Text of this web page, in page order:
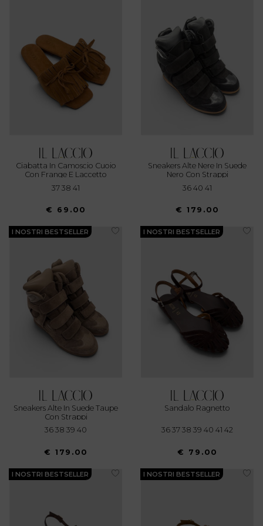
Ciabatta In Camoscio Cuoio
Con Frange E Laccetto
37 38 41
€ 69.00
Sneakers Alte Nere In Suede
Nero Con Strappi
36 40 41
€ 179.00
I NOSTRI BESTSELLER
Sneakers Alte In Suede Taupe
Con Strappi
36 38 39 40
€ 179.00
I NOSTRI BESTSELLER
Sandalo Ragnetto
36 37 38 39 40 41 42
€ 79.00
I NOSTRI BESTSELLER I NOSTRI BESTSELLER